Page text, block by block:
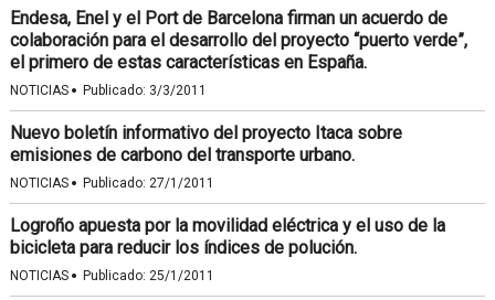
Endesa, Enel y el Port de Barcelona firman un acuerdo de
colaboración para el desarrollo del proyecto “puerto verde”,
el primero de estas características en España.
NOTICIAS · Publicado: 3/3/2011
Nuevo boletín informativo del proyecto Itaca sobre
emisiones de carbono del transporte urbano.
NOTICIAS · Publicado: 27/1/2011
Logroño apuesta por la movilidad eléctrica y el uso de la
bicicleta para reducir los índices de polución.
NOTICIAS · Publicado: 25/1/2011